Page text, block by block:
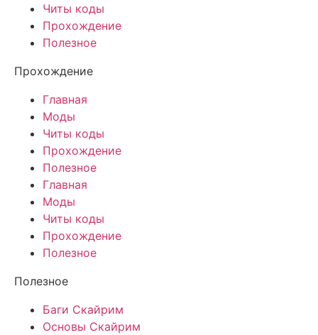
Читы коды
Прохождение
Полезное
Прохождение
Главная
Моды
Читы коды
Прохождение
Полезное
Главная
Моды
Читы коды
Прохождение
Полезное
Полезное
Баги Скайрим
Основы Скайрим